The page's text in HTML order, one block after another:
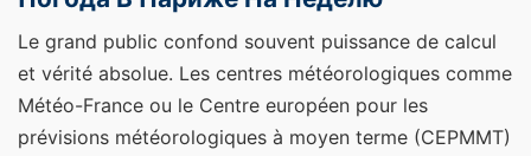
Le grand public confond souvent puissance de calcul
et vérité absolue. Les centres météorologiques comme
Météo-France ou le Centre européen pour les
prévisions météorologiques à moyen terme (CEPMMT)